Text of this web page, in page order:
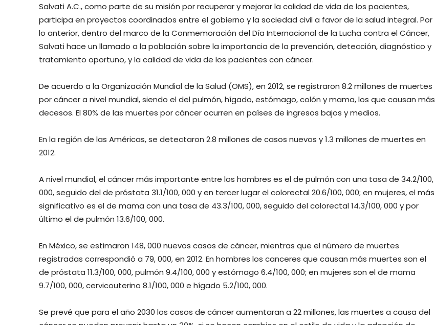
Salvati A.C., como parte de su misión por recuperar y mejorar la calidad de vida de los pacientes,
participa en proyectos coordinados entre el gobierno y la sociedad civil a favor de la salud integral. Por
lo anterior, dentro del marco de la Conmemoración del Día Internacional de la Lucha contra el Cáncer,
Salvati hace un llamado a la población sobre la importancia de la prevención, detección, diagnóstico y
tratamiento oportuno, y la calidad de vida de los pacientes con cáncer.
De acuerdo a la Organización Mundial de la Salud (OMS), en 2012, se registraron 8.2 millones de muertes
por cáncer a nivel mundial, siendo el del pulmón, hígado, estómago, colón y mama, los que causan más
decesos. El 80% de las muertes por cáncer ocurren en países de ingresos bajos y medios.
En la región de las Américas, se detectaron 2.8 millones de casos nuevos y 1.3 millones de muertes en
2012.
A nivel mundial, el cáncer más importante entre los hombres es el de pulmón con una tasa de 34.2/100,
000, seguido del de próstata 31.1/100, 000 y en tercer lugar el colorectal 20.6/100, 000; en mujeres, el más
significativo es el de mama con una tasa de 43.3/100, 000, seguido del colorectal 14.3/100, 000 y por
último el de pulmón 13.6/100, 000.
En México, se estimaron 148, 000 nuevos casos de cáncer, mientras que el número de muertes
registradas correspondió a 79, 000, en 2012. En hombres los canceres que causan más muertes son el
de próstata 11.3/100, 000, pulmón 9.4/100, 000 y estómago 6.4/100, 000; en mujeres son el de mama
9.7/100, 000, cervicouterino 8.1/100, 000 e hígado 5.2/100, 000.
Se prevé que para el año 2030 los casos de cáncer aumentaran a 22 millones, las muertes a causa del